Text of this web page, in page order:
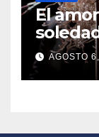
El
AGOSTO